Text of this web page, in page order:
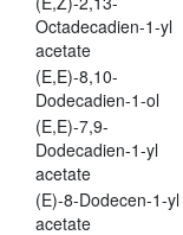
Octadecadien-1-yl
acetate
(E,E)-8,10-
Dodecadien-1-ol
(E,E)-7,9-
Dodecadien-1-yl
acetate
(E)-8-Dodecen-1-yl
acetate